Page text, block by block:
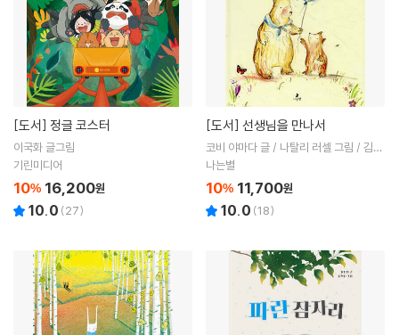
[도서] 정글 코스터
이국화 글그림
기린미디어
10% 16,200원
10.0 (27)
[도서] 선생님을 만나서
코비 야마다 글 / 나탈리 러셀 그림 / 김여
진 역
나는별
10% 11,700원
10.0 (18)